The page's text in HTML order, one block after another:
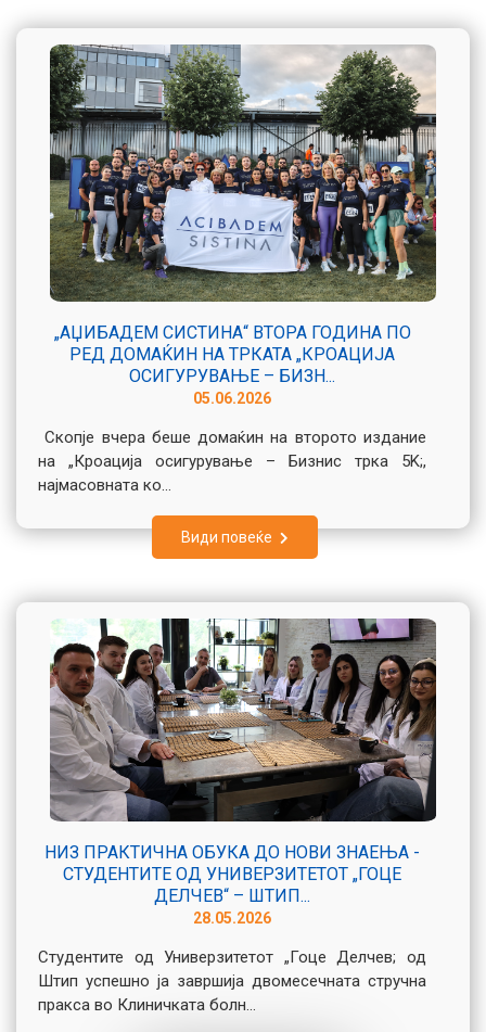
„АЏИБАДЕМ СИСТИНА“ ВТОРА ГОДИНА ПО
РЕД ДОМАЌИН НА ТРКАТА „КРОАЦИЈА
ОСИГУРУВАЊЕ – БИЗН...
05.06.2026
Скопје вчера беше домаќин на второто издание
на „Кроација осигурување – Бизнис трка 5K;,
најмасовната ко...
Види повеќе
НИЗ ПРАКТИЧНА ОБУКА ДО НОВИ ЗНАЕЊА -
СТУДЕНТИТЕ ОД УНИВЕРЗИТЕТОТ „ГОЦЕ
ДЕЛЧЕВ“ – ШТИП...
28.05.2026
Студентите од Универзитетот „Гоце Делчев; од
Штип успешно ја завршија двомесечната стручна
пракса во Клиничката болн...